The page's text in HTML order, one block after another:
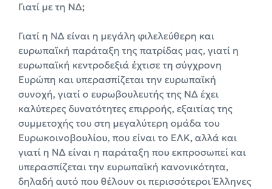
Γιατί με τη ΝΔ;
Γιατί η ΝΔ είναι η μεγάλη φιλελεύθερη και
ευρωπαϊκή παράταξη της πατρίδας μας, γιατί η
ευρωπαϊκή κεντροδεξιά έχτισε τη σύγχρονη
Ευρώπη και υπερασπίζεται την ευρωπαϊκή
συνοχή, γιατί ο ευρωβουλευτής της ΝΔ έχει
καλύτερες δυνατότητες επιρροής, εξαιτίας της
συμμετοχής του στη μεγαλύτερη ομάδα του
Ευρωκοινοβουλίου, που είναι το ΕΛΚ, αλλά και
γιατί η ΝΔ είναι η παράταξη που εκπροσωπεί και
υπερασπίζεται την ευρωπαϊκή κανονικότητα,
δηλαδή αυτό που θέλουν οι περισσότεροι Έλληνες